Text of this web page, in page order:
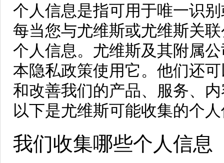
个人信息是指可用于唯一识
每当您与尤维斯或尤维斯关
个人信息。尤维斯及其附属
本隐私政策使用它。他们还
和改善我们的产品、服务、
以下是尤维斯可能收集的个
我们收集哪些个人信息